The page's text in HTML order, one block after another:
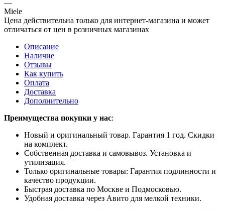
—
Miele
Цена действительна только для интернет-магазина и может
отличаться от цен в розничных магазинах
Описание
Наличие
Отзывы
Как купить
Оплата
Доставка
Дополнительно
Преимущества покупки у нас:
Новый и оригинальный товар. Гарантия 1 год. Скидки
на комплект.
Собственная доставка и самовывоз. Установка и
утилизация.
Только оригинальные товары: Гарантия подлинности и
качество продукции.
Быстрая доставка по Москве и Подмосковью.
Удобная доставка через Авито для мелкой техники.